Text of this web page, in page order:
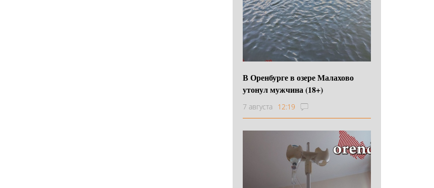
В Оренбурге в озере Малахово
утонул мужчина (18+)
7 августа 12:19